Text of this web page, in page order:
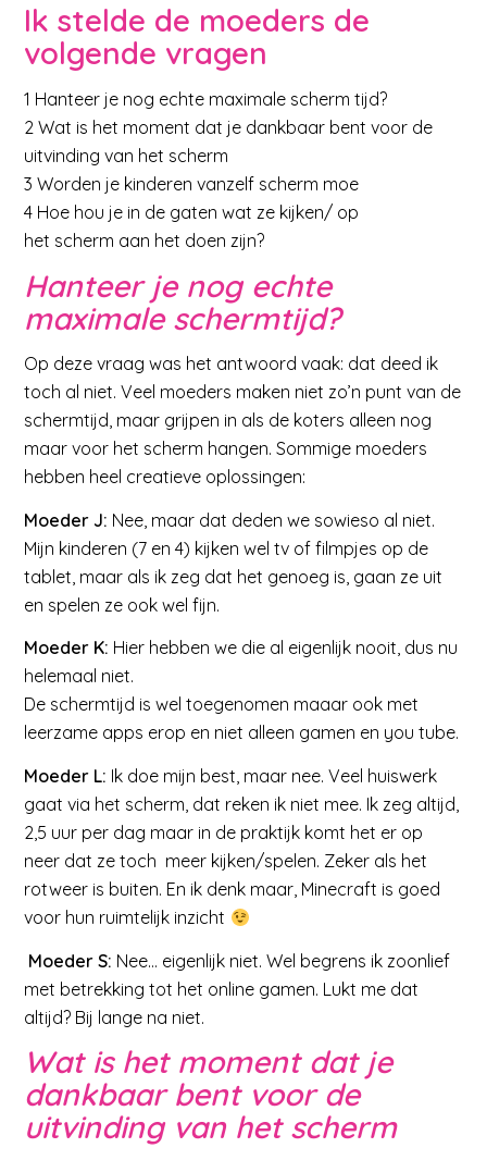
Ik stelde de moeders de
volgende vragen
1 Hanteer je nog echte maximale scherm tijd?
2 Wat is het moment dat je dankbaar bent voor de
uitvinding van het scherm
3 Worden je kinderen vanzelf scherm moe
4 Hoe hou je in de gaten wat ze kijken/ op
het scherm aan het doen zijn?
Hanteer je nog echte
maximale schermtijd?
Op deze vraag was het antwoord vaak: dat deed ik
toch al niet. Veel moeders maken niet zo’n punt van de
schermtijd, maar grijpen in als de koters alleen nog
maar voor het scherm hangen. Sommige moeders
hebben heel creatieve oplossingen:
Moeder J: Nee, maar dat deden we sowieso al niet.
Mijn kinderen (7 en 4) kijken wel tv of filmpjes op de
tablet, maar als ik zeg dat het genoeg is, gaan ze uit
en spelen ze ook wel fijn.
Moeder K: Hier hebben we die al eigenlijk nooit, dus nu
helemaal niet.
De schermtijd is wel toegenomen maaar ook met
leerzame apps erop en niet alleen gamen en you tube.
Moeder L: Ik doe mijn best, maar nee. Veel huiswerk
gaat via het scherm, dat reken ik niet mee. Ik zeg altijd,
2,5 uur per dag maar in de praktijk komt het er op
neer dat ze toch meer kijken/spelen. Zeker als het
rotweer is buiten. En ik denk maar, Minecraft is goed
voor hun ruimtelijk inzicht
Moeder S: Nee… eigenlijk niet. Wel begrens ik zoonlief
met betrekking tot het online gamen. Lukt me dat
altijd? Bij lange na niet.
Wat is het moment dat je
dankbaar bent voor de
uitvinding van het scherm